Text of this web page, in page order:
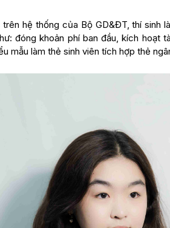
trên hệ thống của Bộ GD&ĐT, thí sinh
đóng khoản phí ban đầu, kích hoạt
mẫu làm thẻ sinh viên tích hợp thẻ